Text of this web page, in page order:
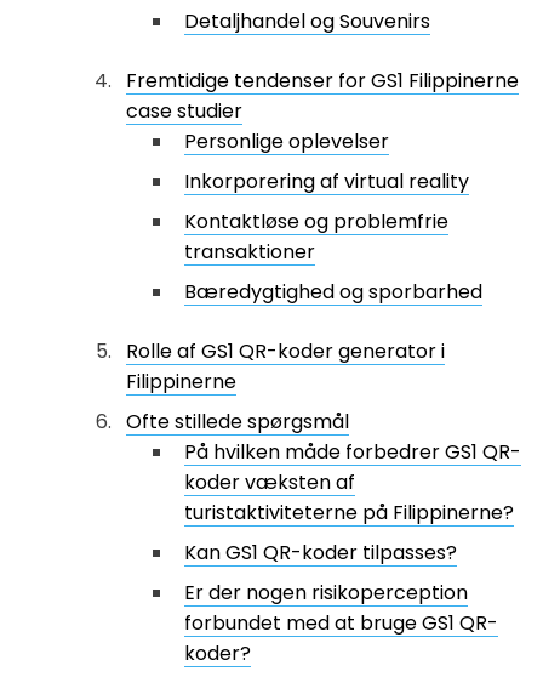
Detaljhandel og Souvenirs
Fremtidige tendenser for GS1 Filippinerne
case studier
Personlige oplevelser
Inkorporering af virtual reality
Kontaktløse og problemfrie
transaktioner
Bæredygtighed og sporbarhed
Rolle af GS1 QR-koder generator i
Filippinerne
Ofte stillede spørgsmål
På hvilken måde forbedrer GS1 QR-
koder væksten af
turistaktiviteterne på Filippinerne?
Kan GS1 QR-koder tilpasses?
Er der nogen risikoperception
forbundet med at bruge GS1 QR-
koder?